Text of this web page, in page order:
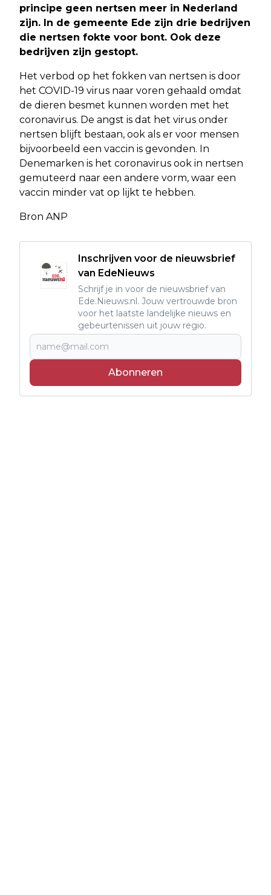
principe geen nertsen meer in Nederland
zijn. In de gemeente Ede zijn drie bedrijven
die nertsen fokte voor bont. Ook deze
bedrijven zijn gestopt.
Het verbod op het fokken van nertsen is door
het COVID-19 virus naar voren gehaald omdat
de dieren besmet kunnen worden met het
coronavirus. De angst is dat het virus onder
nertsen blijft bestaan, ook als er voor mensen
bijvoorbeeld een vaccin is gevonden. In
Denemarken is het coronavirus ook in nertsen
gemuteerd naar een andere vorm, waar een
vaccin minder vat op lijkt te hebben.
Bron ANP
Inschrijven voor de nieuwsbrief
van EdeNieuws
Schrijf je in voor de nieuwsbrief van
Ede.Nieuws.nl. Jouw vertrouwde bron
voor het laatste landelijke nieuws en
gebeurtenissen uit jouw regio.
Abonneren